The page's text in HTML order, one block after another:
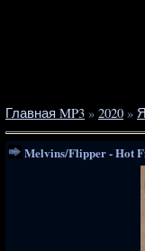
Главная MP3 » 2020 »
Melvins/Flipper - Hot